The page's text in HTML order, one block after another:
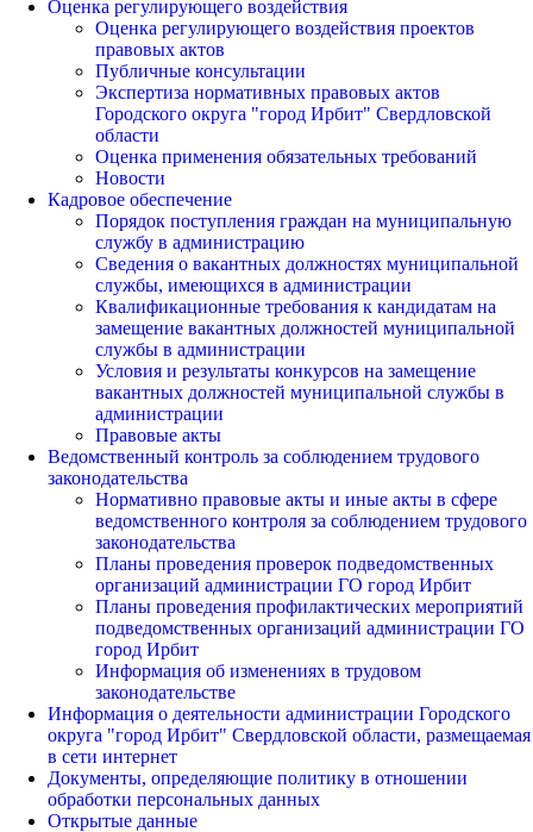
Оценка регулирующего воздействия
Оценка регулирующего воздействия проектов
правовых актов
Публичные консультации
Экспертиза нормативных правовых актов
Городского округа "город Ирбит" Свердловской
области
Оценка применения обязательных требований
Новости
Кадровое обеспечение
Порядок поступления граждан на муниципальную
службу в администрацию
Сведения о вакантных должностях муниципальной
службы, имеющихся в администрации
Квалификационные требования к кандидатам на
замещение вакантных должностей муниципальной
службы в администрации
Условия и результаты конкурсов на замещение
вакантных должностей муниципальной службы в
администрации
Правовые акты
Ведомственный контроль за соблюдением трудового
законодательства
Нормативно правовые акты и иные акты в сфере
ведомственного контроля за соблюдением трудового
законодательства
Планы проведения проверок подведомственных
организаций администрации ГО город Ирбит
Планы проведения профилактических мероприятий
подведомственных организаций администрации ГО
город Ирбит
Информация об изменениях в трудовом
законодательстве
Информация о деятельности администрации Городского
округа "город Ирбит" Свердловской области, размещаемая
в сети интернет
Документы, определяющие политику в отношении
обработки персональных данных
Открытые данные